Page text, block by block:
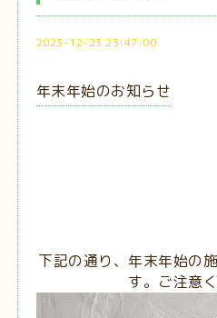
2023-12-23 23:47:00
年末年始のお知らせ
下記の通り、年末年始の
す。ご注意